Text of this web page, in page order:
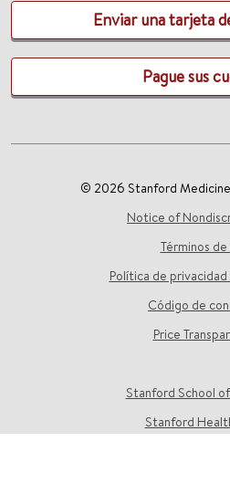
Enviar una tarjeta
Pague sus
© 2026 Stanford
Notice of
Términos de
Política de
Código de
Price
Stanford School
Stanford